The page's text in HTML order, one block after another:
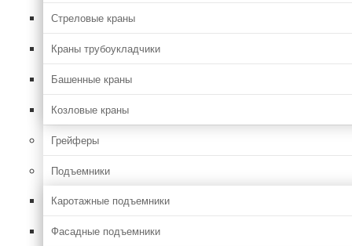
Стреловые краны
Краны трубоукладчики
Башенные краны
Козловые краны
Грейферы
Подъемники
Каротажные подъемники
Фасадные подъемники